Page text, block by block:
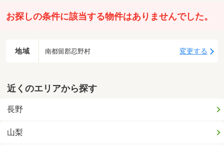
お探しの条件に該当する物件はありませんでした。
地域 南都留郡忍野村 変更する
近くのエリアから探す
長野
山梨